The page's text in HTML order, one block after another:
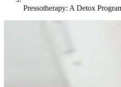
Pressotherapy: A Detox